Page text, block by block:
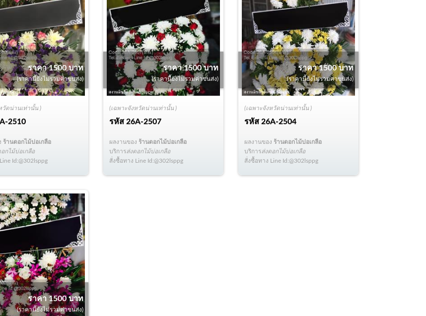
วัดน่านเท่านั้น )
2510
ราคา 1500 บาท
(ราคานี้ยังไม่รวมค่าขนส่ง)
ร้านดอกไม้บ่อเกลือ
อกไม้บ่อเกลือ
Id:@302lsppg
(เฉพาะจังหวัดน่านเท่านั้น )
รหัส 26A-2507
ราคา 1500 บาท
(ราคานี้ยังไม่รวมค่าขนส่ง)
ผลงานของ ร้านดอกไม้บ่อเกลือ
บริการส่งดอกไม้บ่อเกลือ
สั่งซื้อทาง Line Id:@302lsppg
(เฉพาะจังหวัดน่านเท่านั้น )
รหัส 26A-2504
ราคา 1500 บาท
(ราคานี้ยังไม่รวมค่าขนส่ง)
ผลงานของ ร้านดอกไม้บ่อเกลือ
บริการส่งดอกไม้บ่อเกลือ
สั่งซื้อทาง Line Id:@302lsppg
ราคา 1500 บาท
(ราคานี้ยังไม่รวมค่าขนส่ง)